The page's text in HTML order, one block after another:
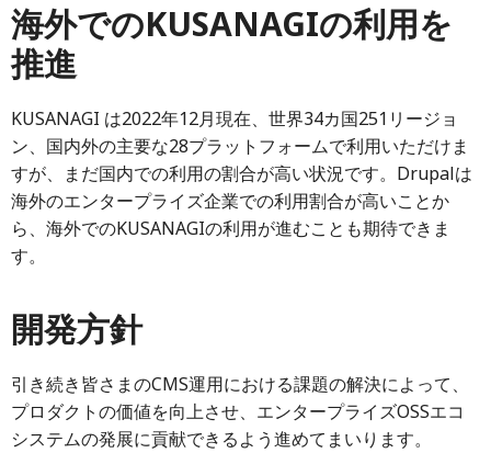
海外でのKUSANAGIの利用を
推進
KUSANAGI は2022年12月現在、世界34カ国251リージョ
ン、国内外の主要な28プラットフォームで利用いただけま
すが、まだ国内での利用の割合が高い状況です。Drupalは
海外のエンタープライズ企業での利用割合が高いことか
ら、海外でのKUSANAGIの利用が進むことも期待できま
す。
開発方針
引き続き皆さまのCMS運用における課題の解決によって、
プロダクトの価値を向上させ、エンタープライズOSSエコ
システムの発展に貢献できるよう進めてまいります。